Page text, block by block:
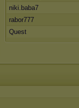
niki.baba7
rabor777
Quest